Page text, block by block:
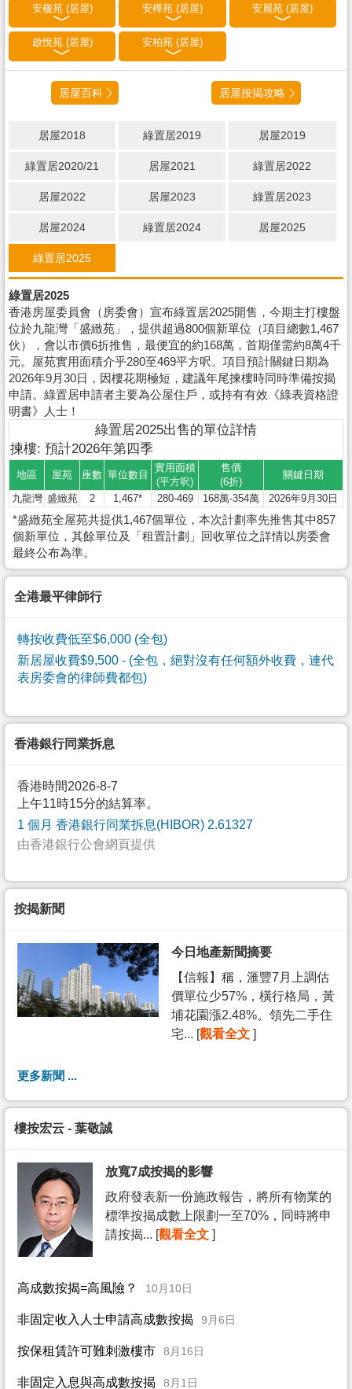
安楹苑 (居屋) 安樺苑 (居屋) 安麗苑 (居屋)
啟悅苑 (居屋) 安柏苑 (居屋)
居屋百科 居屋按揭攻略
居屋2018 綠置居2019 居屋2019
綠置居2020/21 居屋2021 綠置居2022
居屋2022 居屋2023 綠置居2023
居屋2024 綠置居2024 居屋2025
綠置居2025
綠置居2025
香港房屋委員會（房委會）宣布綠置居2025開售，今期主打樓盤
位於九龍灣「盛緻苑」，提供超過800個新單位（項目總數1,467
伙），會以市價6折推售，最便宜的約168萬，首期僅需約8萬4千
元。屋苑實用面積介乎280至469平方呎。項目預計關鍵日期為
2026年9月30日，因樓花期極短，建議年尾揀樓時同時準備按揭
申請。綠置居申請者主要為公屋住戶，或持有有效《綠表資格證
明書》人士！
綠置居2025出售的單位詳情
揀樓: 預計2026年第四季
地區 屋苑 座數 單位數目
實用面積
(平方呎)
售價
(6折)
關鍵日期
九龍灣 盛緻苑 2 1,467* 280-469 168萬-354萬 2026年9月30日
*盛緻苑全屋苑共提供1,467個單位，本次計劃率先推售其中857
個新單位，其餘單位及「租置計劃」回收單位之詳情以房委會
最終公布為準。
全港最平律師行
轉按收費低至$6,000 (全包)
新居屋收費$9,500 - (全包，絕對沒有任何額外收費，連代
表房委會的律師費都包)
香港銀行同業拆息
香港時間2026-8-7
上午11時15分的結算率。
1 個月 香港銀行同業拆息(HIBOR) 2.61327
由香港銀行公會網頁提供
按揭新聞
今日地產新聞摘要
【信報】稱，滙豐7月上調估
價單位少57%，橫行格局，黃
埔花園漲2.48%。領先二手住
宅... [觀看全文 ]
更多新聞 ...
樓按宏云 - 葉敬誠
放寬7成按揭的影響
政府發表新一份施政報告，將所有物業的
標準按揭成數上限劃一至70%，同時將申
請按揭... [觀看全文 ]
高成數按揭=高風險？ 10月10日
非固定收入人士申請高成數按揭 9月6日
按保租賃許可難刺激樓市 8月16日
非固定入息與高成數按揭 8月1日